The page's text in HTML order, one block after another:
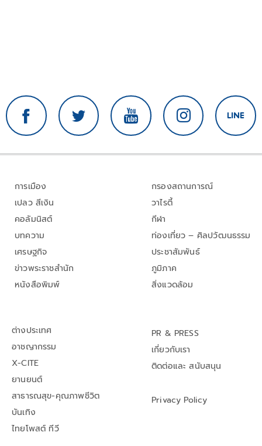
การเมือง
เปลว สีเงิน
คอลัมนิสต์
บทความ
เศรษฐกิจ
ข่าวพระราชสำนัก
หนังสือพิมพ์
กรองสถานการณ์
วาไรตี้
กีฬา
ท่องเที่ยว – ศิลปวัฒนธรรม
ประชาสัมพันธ์
ภูมิภาค
สิ่งแวดล้อม
ต่างประเทศ
อาชญากรรม
X-CITE
ยานยนต์
สาธารณสุข-คุณภาพชีวิต
บันเทิง
ไทยโพสต์ ทีวี
PR & PRESS
เกี่ยวกับเรา
ติดต่อและ สนับสนุน
Privacy Policy